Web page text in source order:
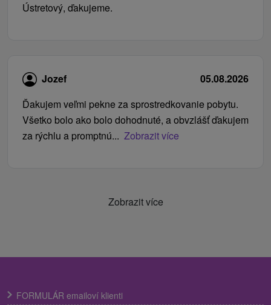
Ústretový, ďakujeme.
Jozef
05.08.2026
Ďakujem veľmi pekne za sprostredkovanie pobytu.
Všetko bolo ako bolo dohodnuté, a obvzlášť ďakujem
za rýchlu a promptnú... Zobrazit více
Zobrazit více
FORMULÁR emailoví klienti